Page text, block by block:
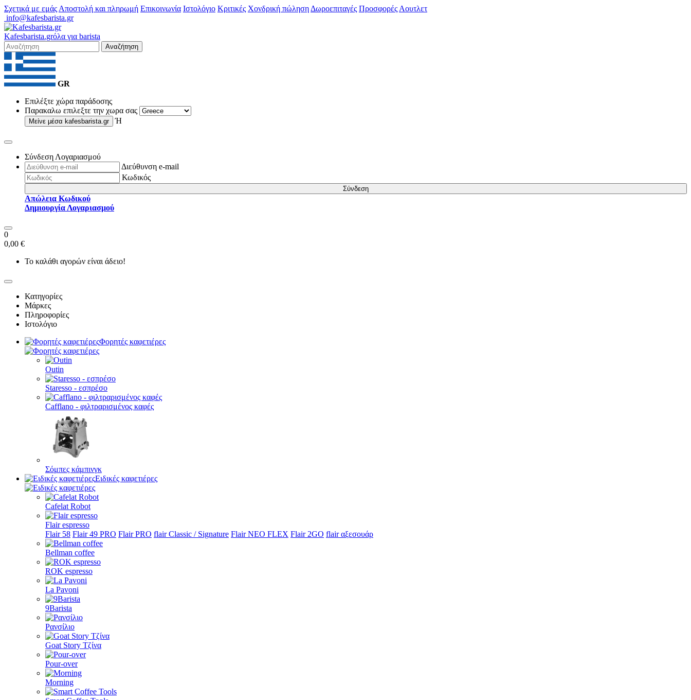
Σχετικά με εμάς Αποστολή και πληρωμή Επικοινωνία Ιστολόγιο Κριτικές Χονδρική πώληση Δωροεπιταγές Προσφορές Αουτλετ
info@kafesbarista.gr
Kafesbarista.grόλα για barista
Αναζήτηση
GR
Επιλέξτε χώρα παράδοσης
Παρακαλω επιλεξτε την χωρα σας
Μείνε μέσα kafesbarista.gr Ή
Σύνδεση Λογαριασμού
Διεύθυνση e-mail
Κωδικός
Σύνδεση
Απώλεια Κωδικού
Δημιουργία Λογαριασμού
0
0,00 €
Το καλάθι αγορών είναι άδειο!
Κατηγορίες
Μάρκες
Πληροφορίες
Ιστολόγιο
Φορητές καφετιέρες
Outin
Staresso - εσπρέσο
Cafflano - φιλτραρισμένος καφές
Σόμπες κάμπινγκ
Ειδικές καφετιέρες
Cafelat Robot
Flair espresso
Flair 58 Flair 49 PRO Flair PRO flair Classic / Signature Flair NEO FLEX Flair 2GO flair αξεσουάρ
Bellman coffee
ROK espresso
La Pavoni
9Barista
Ρανσίλιο
Goat Story Τζίνα
Pour-over
Morning